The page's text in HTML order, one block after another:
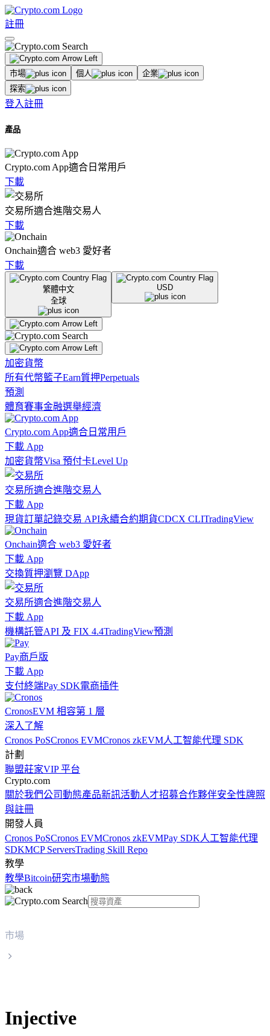
註冊
市場 個人
企業
探索
登入註冊
產品
Crypto.com App適合日常用戶
下載
交易所適合進階交易人
下載
Onchain適合 web3 愛好者
下載
繁體中文
全球
USD
加密貨幣
所有代幣籃子Earn質押Perpetuals
預測
體育賽事金融選舉經濟
Crypto.com App適合日常用戶
下載 App
加密貨幣Visa 預付卡Level Up
交易所適合進階交易人
下載 App
現貨訂單記錄交易 API永續合約期貨CDCX CLITradingView
Onchain適合 web3 愛好者
下載 App
交換質押瀏覽 DApp
交易所適合進階交易人
下載 App
機構託管API 及 FIX 4.4TradingView預測
Pay商戶版
下載 App
支付終端Pay SDK電商插件
CronosEVM 相容第 1 層
深入了解
Cronos PoSCronos EVMCronos zkEVM人工智能代理 SDK
計劃
聯盟莊家VIP 平台
Crypto.com
關於我們公司動態產品新訊活動人才招募合作夥伴安全性牌照
與註冊
開發人員
Cronos PoSCronos EVMCronos zkEVMPay SDK人工智能代理
SDKMCP ServersTrading Skill Repo
教學
教學Bitcoin研究市場動態
市場
Injective